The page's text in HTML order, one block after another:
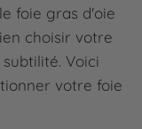
foie gras d'oie
choisir votre
Voici
votre foie